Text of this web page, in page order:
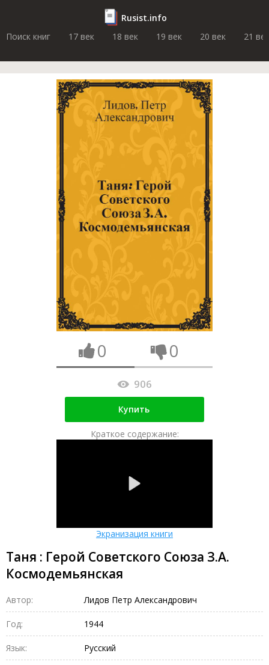
Rusist.info
Поиск книг
17 век 18 век 19 век 20 век 21 век
0 0
906
Купить
Краткое содержание:
Экранизация книги
Таня : Герой Советского Союза З.А.
Космодемьянская
Автор: Лидов Петр Александрович
Год: 1944
Язык: Русский